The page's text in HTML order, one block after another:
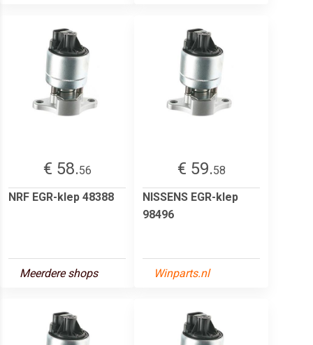
€ 58.56
NRF EGR-klep 48388
Meerdere shops
€ 59.58
NISSENS EGR-klep
98496
Winparts.nl